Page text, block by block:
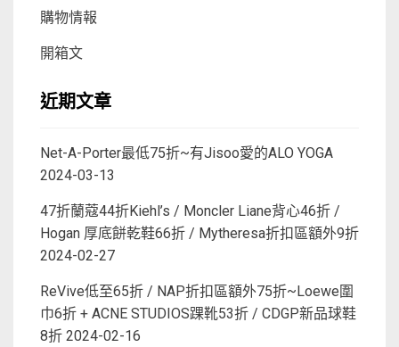
購物情報
開箱文
近期文章
Net-A-Porter最低75折~有Jisoo愛的ALO YOGA
2024-03-13
47折蘭蔻44折Kiehl’s / Moncler Liane背心46折 /
Hogan 厚底餅乾鞋66折 / Mytheresa折扣區額外9折
2024-02-27
ReVive低至65折 / NAP折扣區額外75折~Loewe圍
巾6折 + ACNE STUDIOS踝靴53折 / CDGP新品球鞋
8折 2024-02-16